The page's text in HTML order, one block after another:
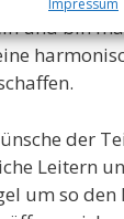
Impressum
und bin
der
Leitern
um so